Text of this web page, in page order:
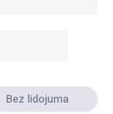
Bez lidojuma